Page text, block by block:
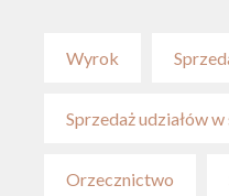
Wyrok
Sprzedaż udziałów w
Orzecznictwo